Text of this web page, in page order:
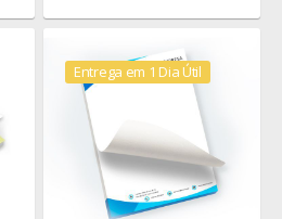
Entrega em 1 Dia Útil